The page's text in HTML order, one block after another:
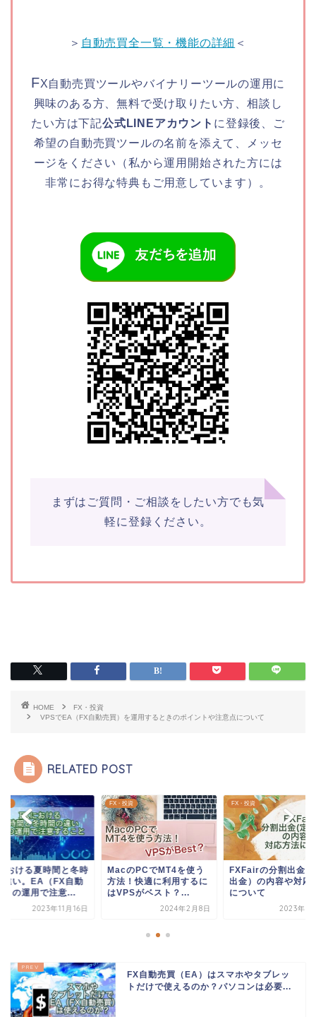
＞ 自動売買全一覧・機能の詳細 ＜
FX自動売買ツールやバイナリーツールの運用に
興味のある方、無料で受け取りたい方、相談し
たい方は下記公式LINEアカウント に登録後、ご
希望の自動売買ツールの名前を添えて、メッセ
ージをください（私から運用開始された方には
非常にお得な特典もご用意しています）。
まずはご質問・ご相談をしたい方でも気
軽に登録ください。
HOME
FX・投資
VPSでEA（FX自動売買）を運用するときのポイントや注意点について
RELATED POST
資
おける夏時間と冬時
違い。EA（FX自動
）の運用で注意...
2023年11月16日
FX・投資
MacのPCでMT4を使う
方法！快適に利用するに
はVPSがベスト？...
2024年2月8日
FX・投資
FXFairの分割出金（
出金）の内容や対応
について
2023年9
FX自動売買（EA）はスマホやタブレッ
トだけで使えるのか？パソコンは必要...